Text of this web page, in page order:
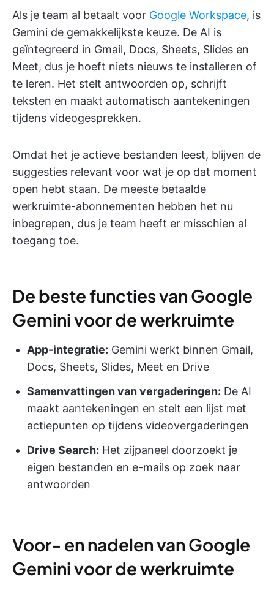
Als je team al betaalt voor Google Workspace, is
Gemini de gemakkelijkste keuze. De AI is
geïntegreerd in Gmail, Docs, Sheets, Slides en
Meet, dus je hoeft niets nieuws te installeren of
te leren. Het stelt antwoorden op, schrijft
teksten en maakt automatisch aantekeningen
tijdens videogesprekken.
Omdat het je actieve bestanden leest, blijven de
suggesties relevant voor wat je op dat moment
open hebt staan. De meeste betaalde
werkruimte-abonnementen hebben het nu
inbegrepen, dus je team heeft er misschien al
toegang toe.
De beste functies van Google
Gemini voor de werkruimte
App-integratie: Gemini werkt binnen Gmail,
Docs, Sheets, Slides, Meet en Drive
Samenvattingen van vergaderingen: De AI
maakt aantekeningen en stelt een lijst met
actiepunten op tijdens videovergaderingen
Drive Search: Het zijpaneel doorzoekt je
eigen bestanden en e-mails op zoek naar
antwoorden
Voor- en nadelen van Google
Gemini voor de werkruimte